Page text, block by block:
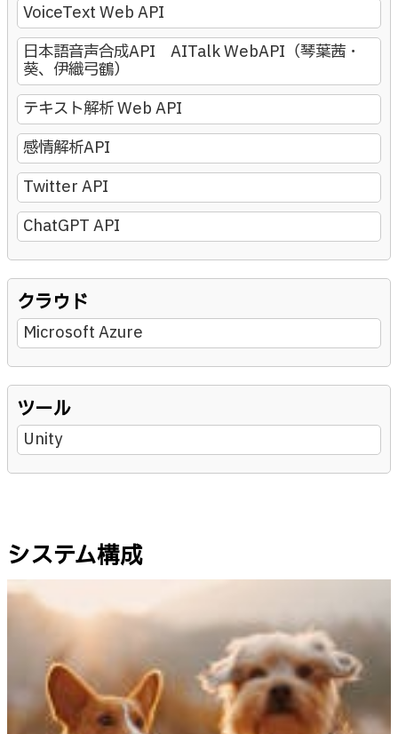
VoiceText Web API
日本語音声合成API AITalk WebAPI（琴葉茜・
葵、伊織弓鶴）
テキスト解析 Web API
感情解析API
Twitter API
ChatGPT API
クラウド
Microsoft Azure
ツール
Unity
システム構成